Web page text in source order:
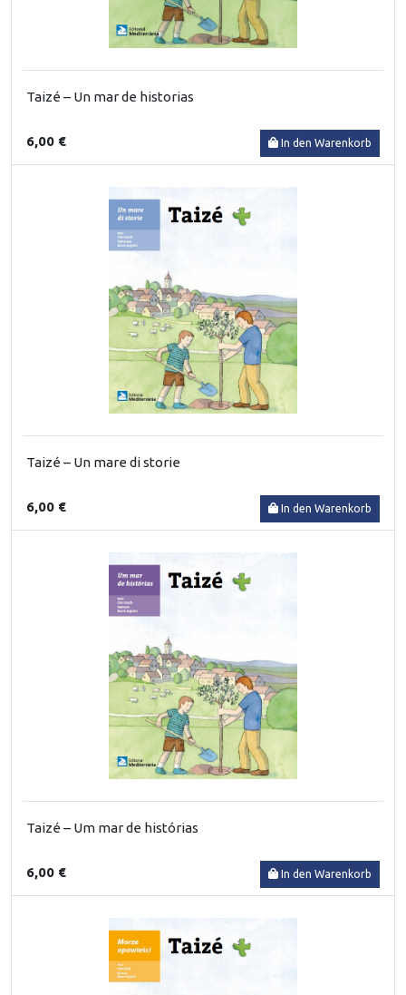
Taizé – Un mar de historias
6,00 € In den Warenkorb
Taizé – Un mare di storie
6,00 € In den Warenkorb
Taizé – Um mar de histórias
6,00 € In den Warenkorb